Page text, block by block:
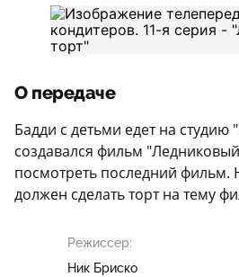
О передаче
Бадди с детьми едет на студию
создавался фильм
посмотреть последний фильм.
должен сделать торт на тему
Режиссер:
Ник Бриско